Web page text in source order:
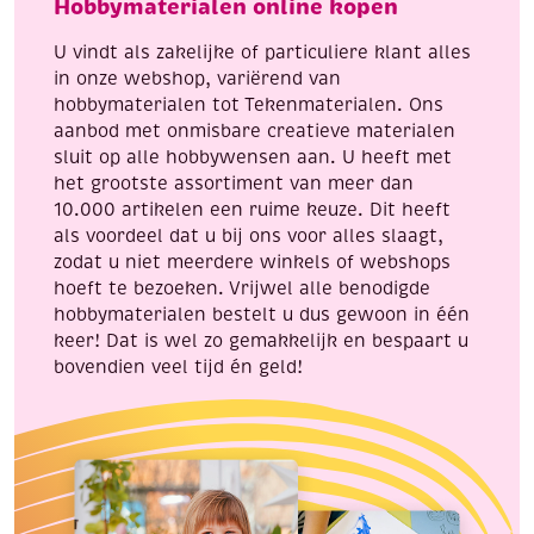
butterfly
aantal
eye
Hobbymaterialen online kopen
U vindt als zakelijke of particuliere klant alles
in onze webshop, variërend van
hobbymaterialen tot Tekenmaterialen. Ons
aanbod met onmisbare creatieve materialen
sluit op alle hobbywensen aan. U heeft met
het grootste assortiment van meer dan
10.000 artikelen een ruime keuze. Dit heeft
als voordeel dat u bij ons voor alles slaagt,
zodat u niet meerdere winkels of webshops
hoeft te bezoeken. Vrijwel alle benodigde
hobbymaterialen bestelt u dus gewoon in één
keer! Dat is wel zo gemakkelijk en bespaart u
bovendien veel tijd én geld!